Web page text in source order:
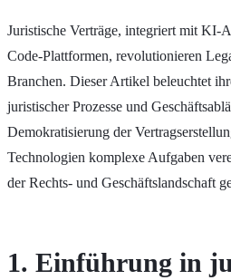
Juristische Verträge, integriert mit KI-
Code-Plattformen, revolutionieren
Branchen. Dieser Artikel beleuchtet
juristischer Prozesse und
Demokratisierung der
Technologien komplexe Aufgaben
der Rechts- und Geschäftslandschaft
1. Einführung in